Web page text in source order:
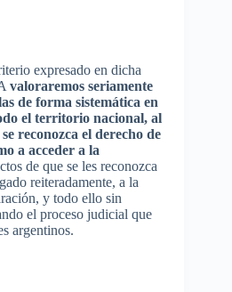
expresado en dicha
valoraremos seriamente
de forma sistemática en
el territorio nacional, al
se reconozca el derecho de
a acceder a la
de que se les reconozca
reiteradamente, a la
, y todo ello sin
el proceso judicial que
argentinos.